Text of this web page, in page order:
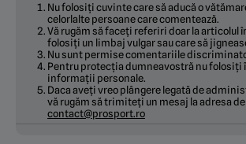
Nu folosiți cuvinte care să aducă o
celorlalte persoane care comentează.
Vă rugăm să faceți referiri doar la articolul
folosiți un limbaj vulgar sau care să
Nu sunt permise comentariile
Pentru protecția dumneavostră nu folosiți
informații personale.
Daca aveți vreo plângere legată de
vă rugăm să trimiteți un mesaj la adresa
contact@prosport.ro